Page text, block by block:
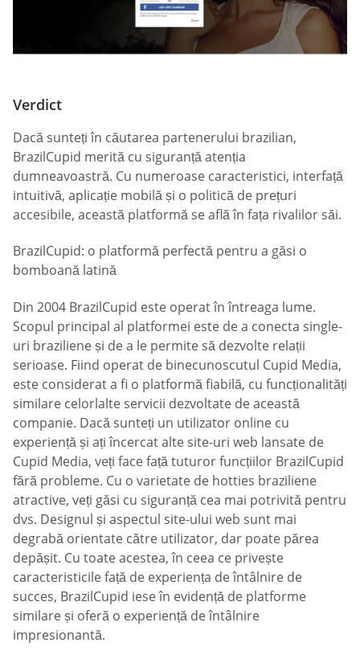
Verdict
Dacă sunteți în căutarea partenerului brazilian,
BrazilCupid merită cu siguranță atenția
dumneavoastră. Cu numeroase caracteristici, interfață
intuitivă, aplicație mobilă și o politică de prețuri
accesibile, această platformă se află în fața rivalilor săi.
BrazilCupid: o platformă perfectă pentru a găsi o
bomboană latină
Din 2004 BrazilCupid este operat în întreaga lume.
Scopul principal al platformei este de a conecta single-
uri braziliene și de a le permite să dezvolte relații
serioase. Fiind operat de binecunoscutul Cupid Media,
este considerat a fi o platformă fiabilă, cu funcționalități
similare celorlalte servicii dezvoltate de această
companie. Dacă sunteți un utilizator online cu
experiență și ați încercat alte site-uri web lansate de
Cupid Media, veți face față tuturor funcțiilor BrazilCupid
fără probleme. Cu o varietate de hotties braziliene
atractive, veți găsi cu siguranță cea mai potrivită pentru
dvs. Designul și aspectul site-ului web sunt mai
degrabă orientate către utilizator, dar poate părea
depășit. Cu toate acestea, în ceea ce privește
caracteristicile față de experiența de întâlnire de
succes, BrazilCupid iese în evidență de platforme
similare și oferă o experiență de întâlnire
impresionantă.